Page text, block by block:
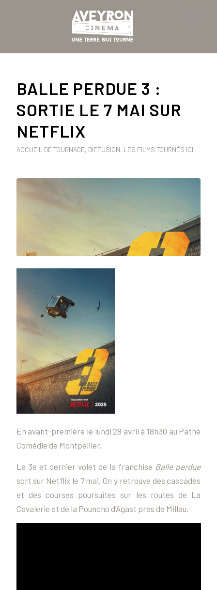
BALLE PERDUE 3 :
SORTIE LE 7 MAI SUR
NETFLIX
ACCUEIL DE TOURNAGE, DIFFUSION, LES FILMS TOURNÉS ICI
En avant-première le lundi 28 avril à 18h30 au Pathé
Comédie de Montpellier.
Le 3e et dernier volet de la franchise Balle perdue
sort sur Netflix le 7 mai. On y retrouve des cascades
et des courses poursuites sur les routes de La
Cavalerie et de la Pouncho d’Agast près de Millau.